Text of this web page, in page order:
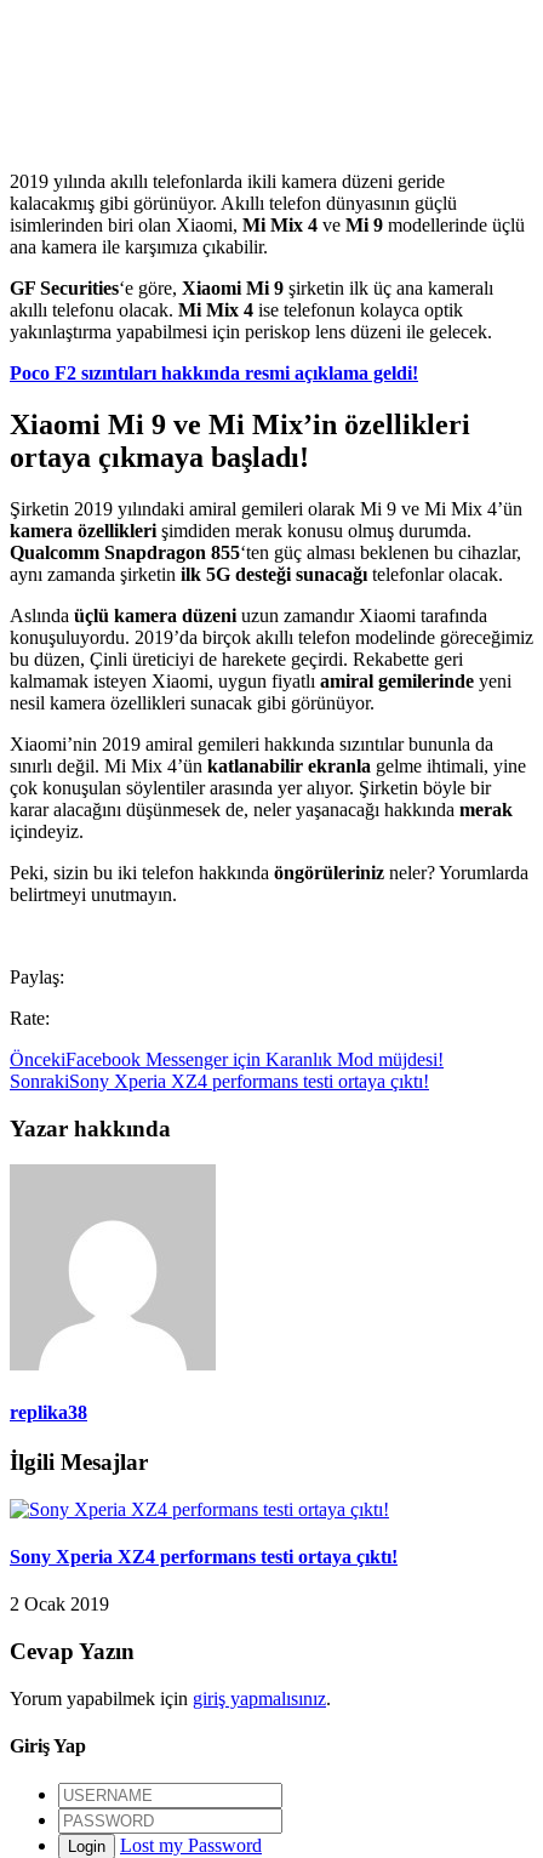
2019 yılında akıllı telefonlarda ikili kamera düzeni geride
kalacakmış gibi görünüyor. Akıllı telefon dünyasının güçlü
isimlerinden biri olan Xiaomi, Mi Mix 4 ve Mi 9 modellerinde üçlü
ana kamera ile karşımıza çıkabilir.
GF Securities‘e göre, Xiaomi Mi 9 şirketin ilk üç ana kameralı
akıllı telefonu olacak. Mi Mix 4 ise telefonun kolayca optik
yakınlaştırma yapabilmesi için periskop lens düzeni ile gelecek.
Poco F2 sızıntıları hakkında resmi açıklama geldi!
Xiaomi Mi 9 ve Mi Mix’in özellikleri
ortaya çıkmaya başladı!
Şirketin 2019 yılındaki amiral gemileri olarak Mi 9 ve Mi Mix 4’ün
kamera özellikleri şimdiden merak konusu olmuş durumda.
Qualcomm Snapdragon 855‘ten güç alması beklenen bu cihazlar,
aynı zamanda şirketin ilk 5G desteği sunacağı telefonlar olacak.
Aslında üçlü kamera düzeni uzun zamandır Xiaomi tarafında
konuşuluyordu. 2019’da birçok akıllı telefon modelinde göreceğimiz
bu düzen, Çinli üreticiyi de harekete geçirdi. Rekabette geri
kalmamak isteyen Xiaomi, uygun fiyatlı amiral gemilerinde yeni
nesil kamera özellikleri sunacak gibi görünüyor.
Xiaomi’nin 2019 amiral gemileri hakkında sızıntılar bununla da
sınırlı değil. Mi Mix 4’ün katlanabilir ekranla gelme ihtimali, yine
çok konuşulan söylentiler arasında yer alıyor. Şirketin böyle bir
karar alacağını düşünmesek de, neler yaşanacağı hakkında merak
içindeyiz.
Peki, sizin bu iki telefon hakkında öngörüleriniz neler? Yorumlarda
belirtmeyi unutmayın.
Paylaş:
Rate:
ÖncekiFacebook Messenger için Karanlık Mod müjdesi!
SonrakiSony Xperia XZ4 performans testi ortaya çıktı!
Yazar hakkında
replika38
İlgili Mesajlar
Sony Xperia XZ4 performans testi ortaya çıktı!
2 Ocak 2019
Cevap Yazın
Yorum yapabilmek için giriş yapmalısınız.
Giriş Yap
Login Lost my Password